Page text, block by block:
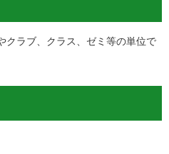
クラブ、クラス、ゼミ等の単位で